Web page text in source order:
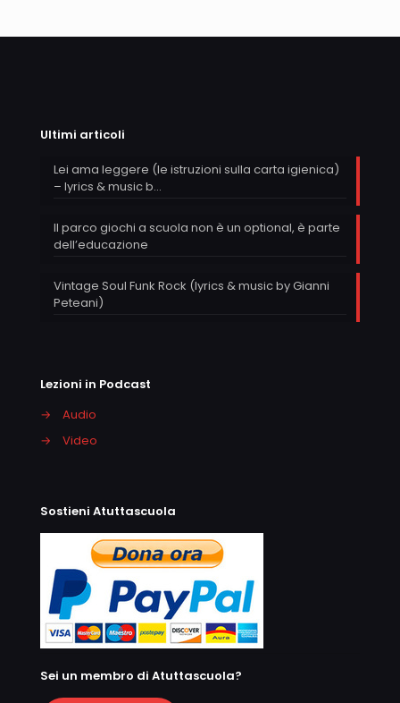
Ultimi articoli
Lei ama leggere (le istruzioni sulla carta igienica)
– lyrics & music b…
Il parco giochi a scuola non è un optional, è parte
dell’educazione
Vintage Soul Funk Rock (lyrics & music by Gianni
Peteani)
Lezioni in Podcast
→
Audio
→
Video
Sostieni Atuttascuola
Sei un membro di Atuttascuola?